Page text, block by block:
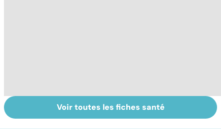
Staphylocoque
doré : une
Qu'est-ce que le
coma ?
Voir toutes les fiches santé